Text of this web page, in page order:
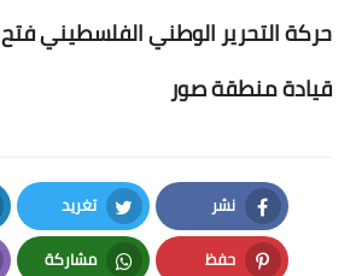
حركة التحرير الوطني الفلسطيني فتح
قيادة منطقة صور
نشر
Facebook
تغريد
Twitter
حفظ مشاركة